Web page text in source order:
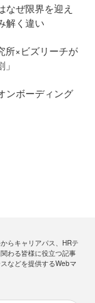
なぜ限界を迎え
解く違い
所×ビズリーチが
ンボーディング
らキャリアパス、HRテ
わる皆様に役立つ記事
などを提供するWebマ